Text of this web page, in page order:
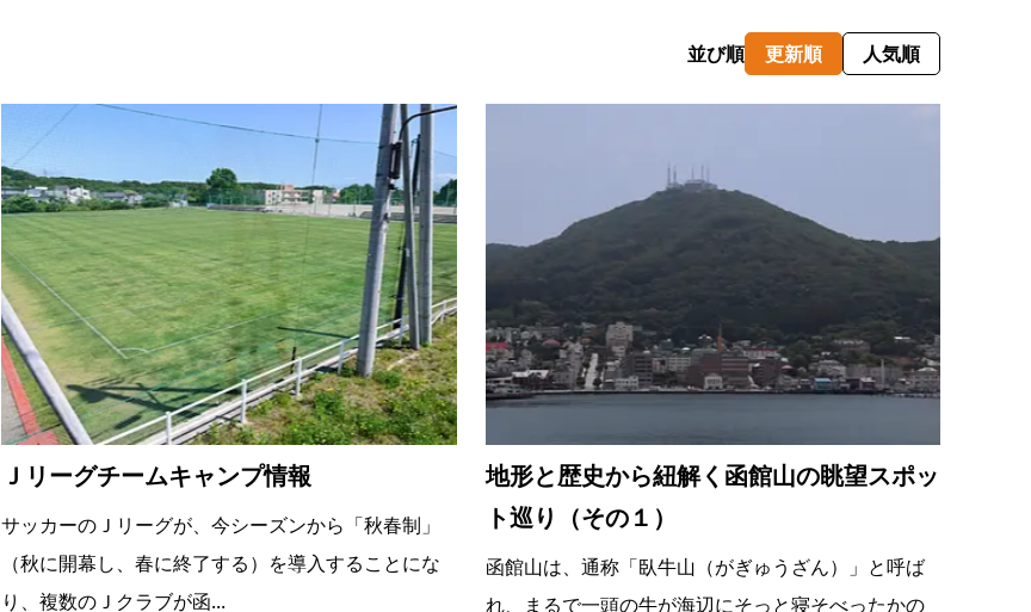
並び順 更新順 人気順
Ｊリーグチームキャンプ情報
サッカーのＪリーグが、今シーズンから「秋春制」
（秋に開幕し、春に終了する）を導入することにな
り、複数のＪクラブが函...
地形と歴史から紐解く函館山の眺望スポッ
ト巡り（その１）
函館山は、通称「臥牛山（がぎゅうざん）」と呼ば
れ、まるで一頭の牛が海辺にそっと寝そべったかの